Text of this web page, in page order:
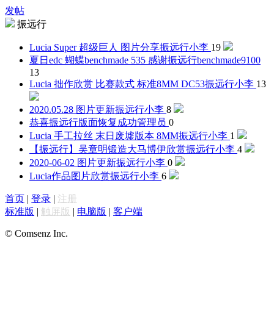
发帖
振远行
Lucia Super 超级巨人 图片分享振远行小李 19
夏日edc 蝴蝶benchmade 535 感谢振远行benchmade9100
13
Lucia 拙作欣赏 比赛款式 标准8MM DC53振远行小李 13
2020.05.28 图片更新振远行小李 8
恭喜振远行版面恢复成功管理员 0
Lucia 手工拉丝 末日废墟版本 8MM振远行小李 1
【振远行】吴章明锻造大马博伊欣赏振远行小李 4
2020-06-02 图片更新振远行小李 0
Lucia作品图片欣赏振远行小李 6
首页 | 登录 | 注册
标准版 | 触屏版 | 电脑版 | 客户端
© Comsenz Inc.